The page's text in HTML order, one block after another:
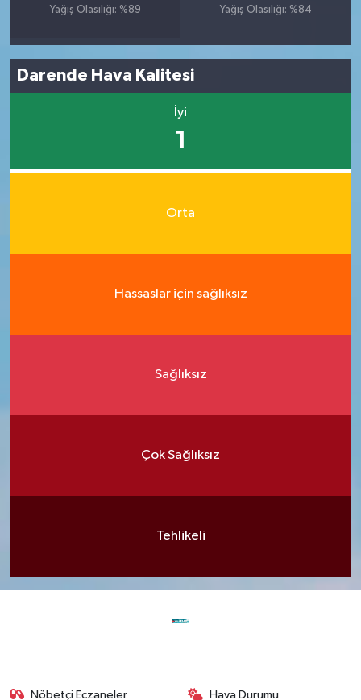
Yağış Olasılığı: %89
Yağış Olasılığı: %84
Darende Hava Kalitesi
İyi
1
Orta
Hassaslar için sağlıksız
Sağlıksız
Çok Sağlıksız
Tehlikeli
Nöbetçi Eczaneler Hava Durumu